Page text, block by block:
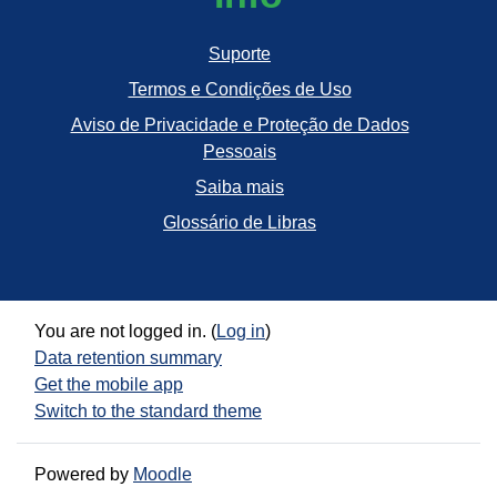
Suporte
Termos e Condições de Uso
Aviso de Privacidade e Proteção de Dados
Pessoais
Saiba mais
Glossário de Libras
You are not logged in. (Log in)
Data retention summary
Get the mobile app
Switch to the standard theme
Powered by Moodle